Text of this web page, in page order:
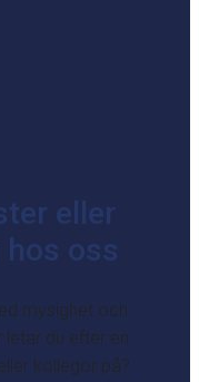
eller
oss
mysighet och
du efter en
kollegor på?